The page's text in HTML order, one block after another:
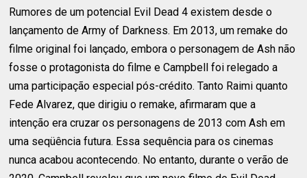
Rumores de um potencial Evil Dead 4 existem desde o
lançamento de Army of Darkness. Em 2013, um remake do
filme original foi lançado, embora o personagem de Ash não
fosse o protagonista do filme e Campbell foi relegado a
uma participação especial pós-crédito. Tanto Raimi quanto
Fede Alvarez, que dirigiu o remake, afirmaram que a
intenção era cruzar os personagens de 2013 com Ash em
uma seqüência futura. Essa sequência para os cinemas
nunca acabou acontecendo. No entanto, durante o verão de